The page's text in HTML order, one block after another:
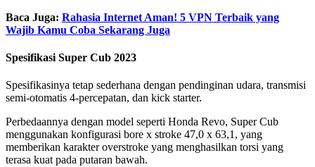
Baca Juga: Rahasia Internet Aman! 5 VPN Terbaik yang
Wajib Kamu Coba Sekarang Juga
Spesifikasi Super Cub 2023
Spesifikasinya tetap sederhana dengan pendinginan udara, transmisi
semi-otomatis 4-percepatan, dan kick starter.
Perbedaannya dengan model seperti Honda Revo, Super Cub
menggunakan konfigurasi bore x stroke 47,0 x 63,1, yang
memberikan karakter overstroke yang menghasilkan torsi yang
terasa kuat pada putaran bawah.